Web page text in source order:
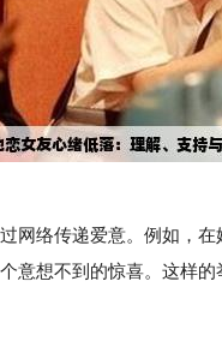
络传递爱意。例如，在
意想不到的惊喜。这样